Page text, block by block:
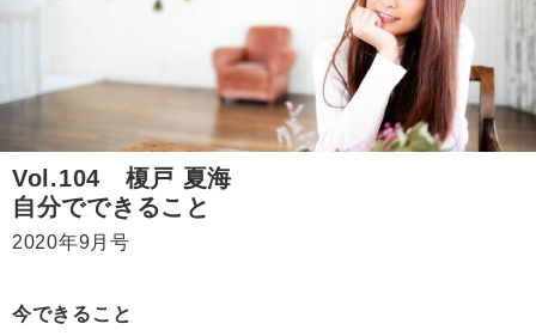
Vol.104 榎戸 夏海
自分でできること
2020年9月号
今できること